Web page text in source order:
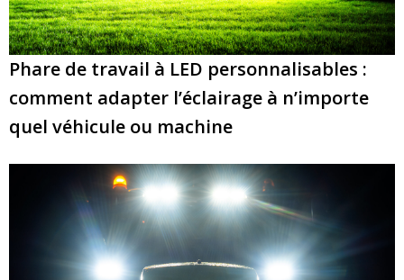
Phare de travail à LED personnalisables :
comment adapter l’éclairage à n’importe
quel véhicule ou machine